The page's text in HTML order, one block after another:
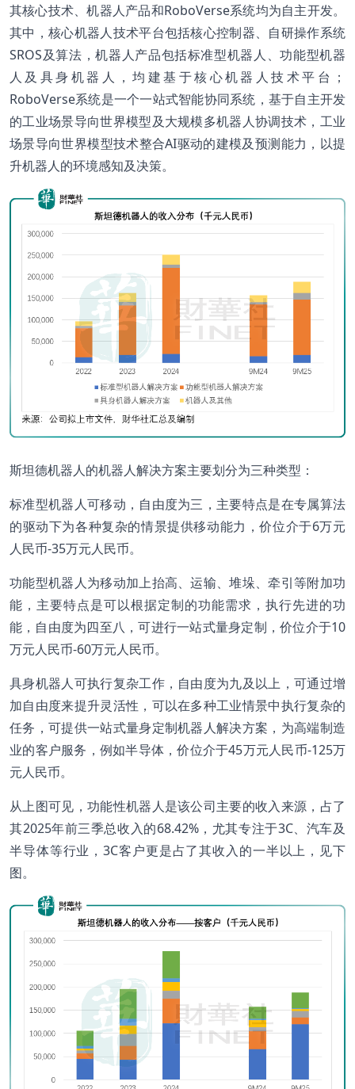
其核心技术、机器人产品和RoboVerse系统均为自主开发。
其中，核心机器人技术平台包括核心控制器、自研操作系统
SROS及算法，机器人产品包括标准型机器人、功能型机器
人及具身机器人，均建基于核心机器人技术平台；
RoboVerse系统是一个一站式智能协同系统，基于自主开发
的工业场景导向世界模型及大规模多机器人协调技术，工业
场景导向世界模型技术整合AI驱动的建模及预测能力，以提
升机器人的环境感知及决策。
斯坦德机器人的机器人解决方案主要划分为三种类型：
标准型机器人可移动，自由度为三，主要特点是在专属算法
的驱动下为各种复杂的情景提供移动能力，价位介于6万元
人民币-35万元人民币。
功能型机器人为移动加上抬高、运输、堆垛、牵引等附加功
能，主要特点是可以根据定制的功能需求，执行先进的功
能，自由度为四至八，可进行一站式量身定制，价位介于10
万元人民币-60万元人民币。
具身机器人可执行复杂工作，自由度为九及以上，可通过增
加自由度来提升灵活性，可以在多种工业情景中执行复杂的
任务，可提供一站式量身定制机器人解决方案，为高端制造
业的客户服务，例如半导体，价位介于45万元人民币-125万
元人民币。
从上图可见，功能性机器人是该公司主要的收入来源，占了
其2025年前三季总收入的68.42%，尤其专注于3C、汽车及
半导体等行业，3C客户更是占了其收入的一半以上，见下
图。